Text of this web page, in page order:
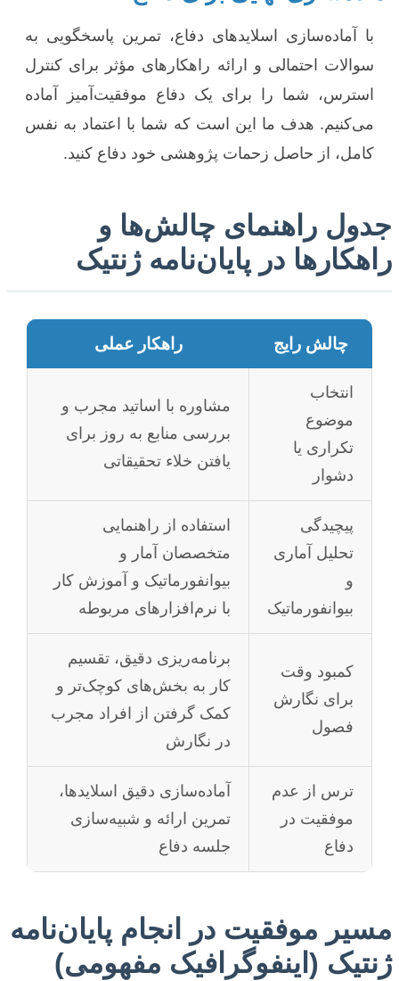
با آماده‌سازی اسلایدهای دفاع، تمرین پاسخگویی به
سوالات احتمالی و ارائه راهکارهای مؤثر برای کنترل
استرس، شما را برای یک دفاع موفقیت‌آمیز آماده
می‌کنیم. هدف ما این است که شما با اعتماد به نفس
کامل، از حاصل زحمات پژوهشی خود دفاع کنید.
جدول راهنمای چالش‌ها و
راهکارها در پایان‌نامه ژنتیک
چالش رایج راهکار عملی
انتخاب
موضوع
تکراری یا
دشوار
مشاوره با اساتید مجرب و
بررسی منابع به روز برای
یافتن خلاء تحقیقاتی
پیچیدگی
تحلیل آماری
و
بیوانفورماتیک
استفاده از راهنمایی
متخصصان آمار و
بیوانفورماتیک و آموزش کار
با نرم‌افزارهای مربوطه
کمبود وقت
برای نگارش
فصول
برنامه‌ریزی دقیق، تقسیم
کار به بخش‌های کوچک‌تر و
کمک گرفتن از افراد مجرب
در نگارش
ترس از عدم
موفقیت در
دفاع
آماده‌سازی دقیق اسلایدها،
تمرین ارائه و شبیه‌سازی
جلسه دفاع
مسیر موفقیت در انجام پایان‌نامه
ژنتیک (اینفوگرافیک مفهومی)